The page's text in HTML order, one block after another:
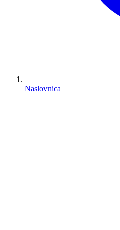
Naslovnica